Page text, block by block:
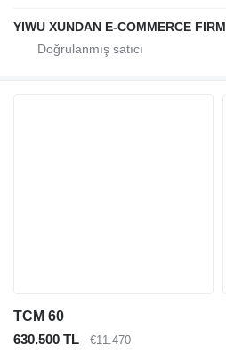
YIWU XUNDAN E-COMMERCE FIRM
TCM 60
630.500 TL
€11.470